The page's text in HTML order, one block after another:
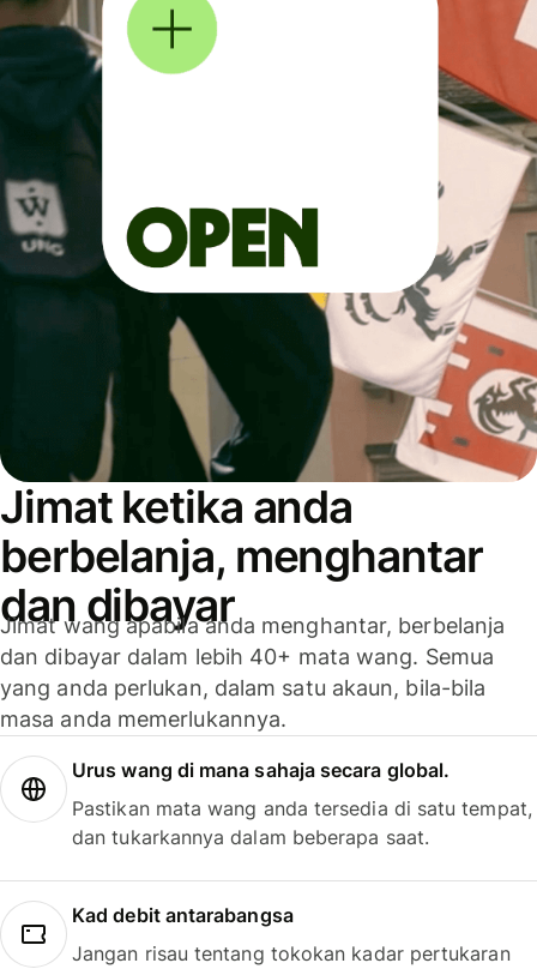
Jimat ketika anda
berbelanja, menghantar
dan dibayar
Jimat wang apabila anda menghantar, berbelanja
dan dibayar dalam lebih 40+ mata wang. Semua
yang anda perlukan, dalam satu akaun, bila-bila
masa anda memerlukannya.
Urus wang di mana sahaja secara global.
Pastikan mata wang anda tersedia di satu tempat,
dan tukarkannya dalam beberapa saat.
Kad debit antarabangsa
Jangan risau tentang tokokan kadar pertukaran